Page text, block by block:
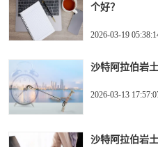
个好？
2026-03-19
沙特阿拉伯岩
2026-03-13
沙特阿拉伯岩